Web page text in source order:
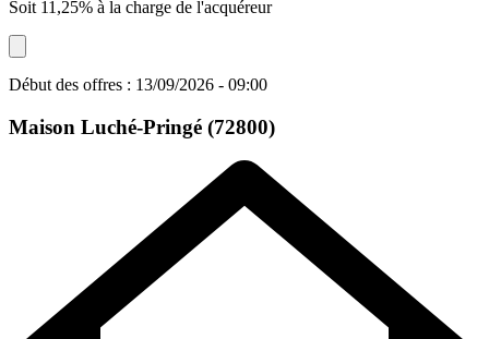
Soit 11,25% à la charge de l'acquéreur
Début des offres : 13/09/2026 - 09:00
Maison Luché-Pringé (72800)